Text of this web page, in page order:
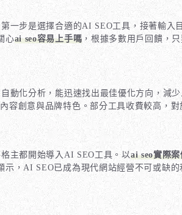
一步是選擇合適的AI SEO工具，接著輸
心ai seo容易上手嗎 ，根據多數用戶回饋，
動化分析，能迅速找出最佳優化方向，減
容創意與品牌特色。部分工具收費較高，
主都開始導入AI SEO工具。以 ai seo實際案
，AI SEO已成為現代網站經營不可或缺